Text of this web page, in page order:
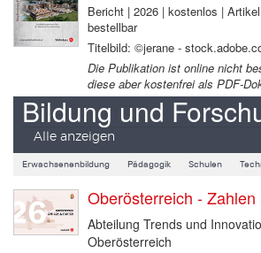
Bericht | 2026 | kostenlos |
bestellbar
Titelbild: ©jerane -
Die Publikation ist online nicht
diese aber kostenfrei als PDF-
Bildung und
Alle anzeigen
Erwachsenenbildung Pädagogik Schulen
Oberösterreich -
Abteilung Trends und
Oberösterreich